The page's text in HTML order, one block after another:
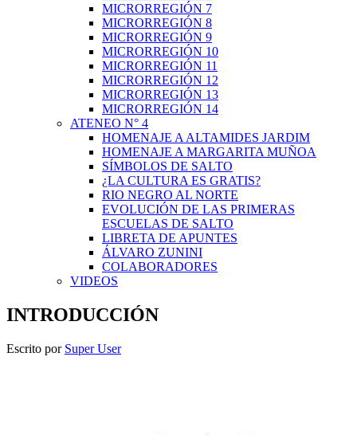
MICRORREGIÓN 7
MICRORREGIÓN 8
MICRORREGIÓN 9
MICRORREGIÓN 10
MICRORREGIÓN 11
MICRORREGIÓN 12
MICRORREGIÓN 13
MICRORREGIÓN 14
ATENEO N° 4
HOMENAJE A ALTAMIDES JARDIM
HOMENAJE A MARGARITA MUÑOA
SÍMBOLOS DE SALTO
¿LA CULTURA ES GRATIS?
RIO NEGRO AL NORTE
EVOLUCIÓN DE LAS PRIMERAS
ESCUELAS DE SALTO
LIBRETA DE APUNTES
ÁLVARO ZUNINI
COLABORADORES
VIDEOS
INTRODUCCIÓN
Escrito por Super User